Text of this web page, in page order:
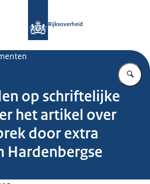
Rijksoverheid
op schriftelijke
het artikel over
door extra
Hardenbergse